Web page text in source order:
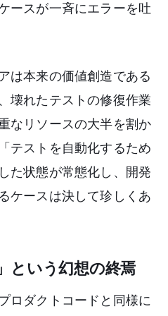
ースが一斉にエラーを吐
は本来の価値創造である
壊れたテストの修復作業
なリソースの大半を割か
テストを自動化するため
た状態が常態化し、開発
ケースは決して珍しくあ
という幻想の終焉
ロダクトコードと同様に